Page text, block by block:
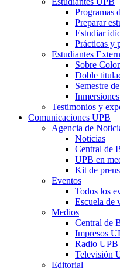
Programas
Preparar
Estudiar
Prácticas y
Estudiantes
Sobre
Doble
Semestre
Testimonios y
Comunicaciones UPB
Agencia de
Noticias
Central de
UPB en
Kit de
Eventos
Todos los
Escuela de
Medios
Central de
Impresos
Radio UPB
Televisión
Editorial